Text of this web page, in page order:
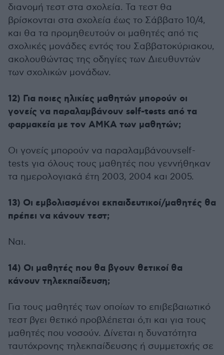
διανομή τεστ στα σχολεία. Τα τεστ θα
βρίσκονται στα σχολεία έως το Σάββατο 10/4,
και θα τα προμηθευτούν οι μαθητές από τις
σχολικές μονάδες εντός του Σαββατοκύριακου,
ακολουθώντας της οδηγίες των Διευθυντών
των σχολικών μονάδων.
12) Για ποιες ηλικίες μαθητών μπορούν οι
γονείς να παραλαμβάνουν self-tests από τα
φαρμακεία με τον ΑΜΚΑ των μαθητών;
Οι γονείς μπορούν να παραλαμβάνουνself-
tests για όλους τους μαθητές που γεννήθηκαν
τα ημερολογιακά έτη 2003, 2004 και 2005.
13) Οι εμβολιασμένοι εκπαιδευτικοί/μαθητές θα
πρέπει να κάνουν τεστ;
Ναι.
14) Οι μαθητές που θα βγουν θετικοί θα
κάνουν τηλεκπαίδευση;
Για τους μαθητές των οποίων το επιβεβαιωτικό
τεστ βγει θετικό προβλέπεται ό,τι και για τους
μαθητές που νοσούν. Δίνεται η δυνατότητα
ταυτόχρονης τηλεκπαίδευσης ή συμμετοχής σε